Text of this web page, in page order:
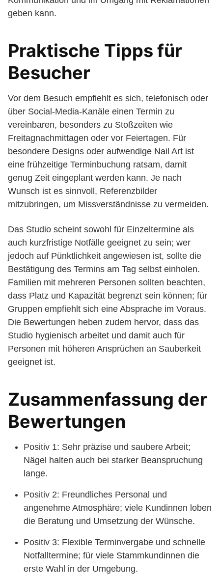
geben kann.
Praktische Tipps für
Besucher
Vor dem Besuch empfiehlt es sich, telefonisch oder
über Social-Media-Kanäle einen Termin zu
vereinbaren, besonders zu Stoßzeiten wie
Freitagnachmittagen oder vor Feiertagen. Für
besondere Designs oder aufwendige Nail Art ist
eine frühzeitige Terminbuchung ratsam, damit
genug Zeit eingeplant werden kann. Je nach
Wunsch ist es sinnvoll, Referenzbilder
mitzubringen, um Missverständnisse zu vermeiden.
Das Studio scheint sowohl für Einzeltermine als
auch kurzfristige Notfälle geeignet zu sein; wer
jedoch auf Pünktlichkeit angewiesen ist, sollte die
Bestätigung des Termins am Tag selbst einholen.
Familien mit mehreren Personen sollten beachten,
dass Platz und Kapazität begrenzt sein können; für
Gruppen empfiehlt sich eine Absprache im Voraus.
Die Bewertungen heben zudem hervor, dass das
Studio hygienisch arbeitet und damit auch für
Personen mit höheren Ansprüchen an Sauberkeit
geeignet ist.
Zusammenfassung der
Bewertungen
Positiv 1: Sehr präzise und saubere Arbeit;
Nägel halten auch bei starker Beanspruchung
lange.
Positiv 2: Freundliches Personal und
angenehme Atmosphäre; viele Kundinnen loben
die Beratung und Umsetzung der Wünsche.
Positiv 3: Flexible Terminvergabe und schnelle
Notfalltermine; für viele Stammkundinnen die
erste Wahl in der Umgebung.